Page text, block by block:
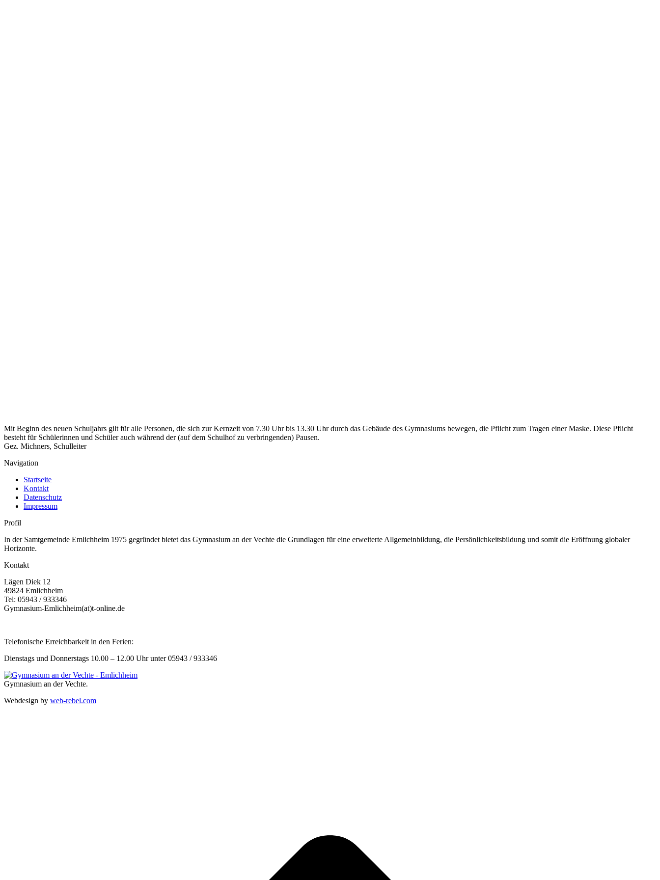
Mit Beginn des neuen Schuljahrs gilt für alle Personen, die sich zur Kernzeit von 7.30 Uhr bis 13.30 Uhr durch das Gebäude des Gymnasiums bewegen, die Pflicht zum Tragen einer Maske. Diese Pflicht
besteht für Schülerinnen und Schüler auch während der (auf dem Schulhof zu verbringenden) Pausen.
Gez. Michners, Schulleiter
Navigation
Startseite
Kontakt
Datenschutz
Impressum
Profil
In der Samtgemeinde Emlichheim 1975 gegründet bietet das Gymnasium an der Vechte die Grundlagen für eine erweiterte Allgemeinbildung, die Persönlichkeitsbildung und somit die Eröffnung globaler
Horizonte.
Kontakt
Lägen Diek 12
49824 Emlichheim
Tel: 05943 / 933346
Gymnasium-Emlichheim(at)t-online.de
Telefonische Erreichbarkeit in den Ferien:
Dienstags und Donnerstags 10.00 – 12.00 Uhr unter 05943 / 933346
Gymnasium an der Vechte.
Webdesign by web-rebel.com